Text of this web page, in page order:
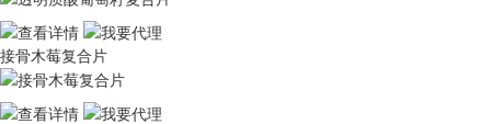
接骨木莓复合片